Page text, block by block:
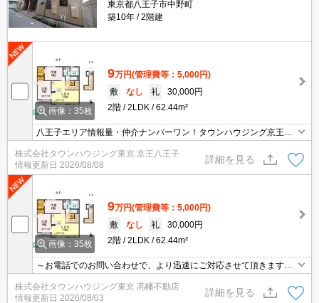
東京都八王子市中野町
築10年
2階建
画像：35枚
9万円(管理費等：5,000円)
敷
なし 礼
30,000円
2階
2LDK 62.44m²
八王子エリア情報量・仲介ナンバーワン！タウンハウジング京王八
王子店です!お客様用駐車場もございますので車でのご来店も大歓迎
です！
株式会社タウンハウジング東京 京王八王子
情報更新日 2026/08/08
詳細を見る
画像：35枚
9万円(管理費等：5,000円)
敷
なし 礼
30,000円
2階
2LDK 62.44m²
～お電話でのお問い合わせで、より迅速にご対応させて頂きます～
地域密着タウンハウジングまで～
株式会社タウンハウジング東京 高幡不動店
情報更新日 2026/08/03
詳細を見る